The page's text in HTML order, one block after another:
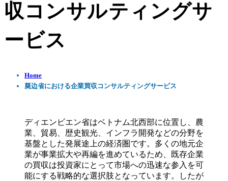
収コンサルティングサ
ービス
Home
奠边省における企業買収コンサルティングサービス
ディエンビエン省はベトナム北西部に位置し、農
業、貿易、歴史観光、インフラ開発などの分野を
基盤とした発展途上の経済圏です。多くの地元企
業が事業拡大や再編を進めているため、既存企業
の買収は投資家にとって市場への迅速な参入を可
能にする戦略的な選択肢となっています。したが